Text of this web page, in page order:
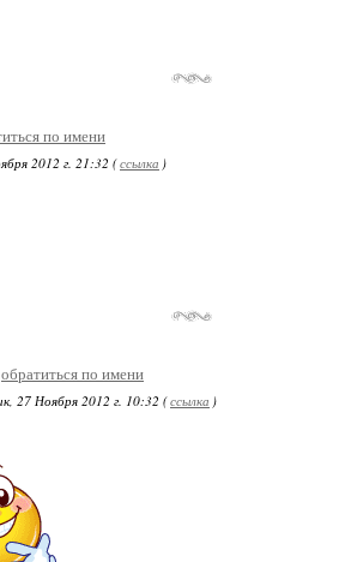
по имени
2012 г. 21:32 (ссылка )
обратиться по имени
27 Ноября 2012 г. 10:32 (ссылка )